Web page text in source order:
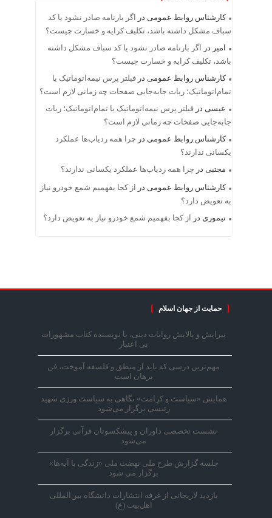
کارشناس روابط عمومی در
اگر بارنامه صادر نشود یا کد
سباف مشکل داشته باشد، تکلیف کرایه و خسارت چیست؟
امیر در
اگر بارنامه صادر نشود یا کد سباف مشکل داشته
باشد، تکلیف کرایه و خسارت چیست؟
کارشناس روابط عمومی در فیلتر پرس نیمه‌اتوماتیک یا
تمام‌اتوماتیک؛ ربات جابه‌جایی صفحات چه زمانی لازم است؟
عیسی در فیلتر پرس نیمه‌اتوماتیک یا تمام‌اتوماتیک؛ ربات
جابه‌جایی صفحات چه زمانی لازم است؟
کارشناس روابط عمومی در چرا همه ردیاب‌ها عملکرد
یکسانی ندارند؟
مجتبی در چرا همه ردیاب‌ها عملکرد یکسانی ندارند؟
کارشناس روابط عمومی در
از کجا بفهمیم شمع خودرو نیاز
به تعویض دارد؟
تیموری در از کجا بفهمیم شمع خودرو نیاز به تعویض دارد؟
حمایت از جهان اسلام
پیرایش و پالایش روایات دینی، با نویسنده کتاب مشهورات
بی اعتبار
مهم‌ترین درسی که باید از منطق و فلسفه آموخت، فن
برهان است
همایش «سیاست و کرامت» نگاهی به سیاست ورزی شهید
رئیسی برگزار می‌شود
نشست تخصصی داوران و پیشکسوتان قرآنی برگزار
می‌شود
جلسه گزارش طرح ملی نهضت ملی «زندگی با آیه‌ها»
برگزار می شود
بازدید لاریجانی از غرفه انتشارات دانشگاه بین‌المللی
اهل‌بیت (ع)